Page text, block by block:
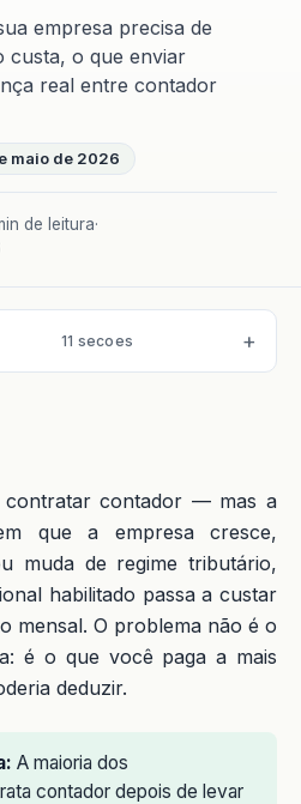
empresa precisa de
custa, o que enviar
real entre contador
maio de 2026
de leitura·
11 secoes
contratar contador — mas a
que a empresa cresce,
muda de regime tributário,
habilitado passa a custar
mensal. O problema não é o
é o que você paga a mais
deduzir.
A maioria dos
contador depois de levar